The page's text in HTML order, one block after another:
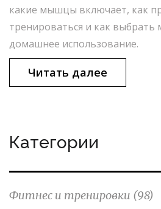
какие мышцы включает, как
тренироваться и как выбрать
домашнее использование.
Читать далее
Категории
Фитнес и тренировки (98)